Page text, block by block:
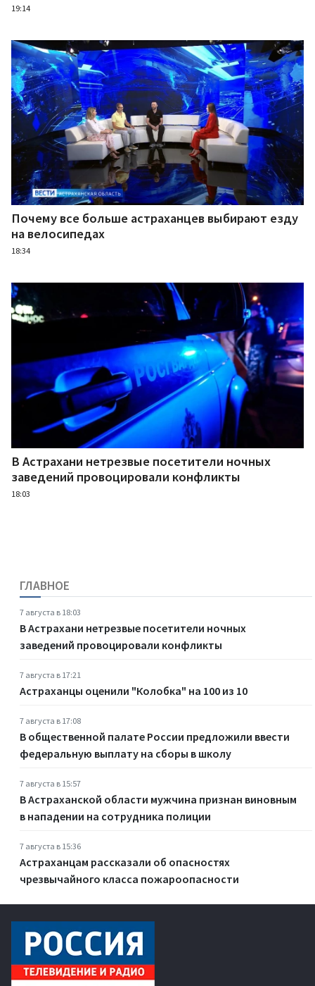
19:14
Почему все больше астраханцев выбирают езду
на велосипедах
18:34
В Астрахани нетрезвые посетители ночных
заведений провоцировали конфликты
18:03
ГЛАВНОЕ
7 августа в 18:03
В Астрахани нетрезвые посетители ночных
заведений провоцировали конфликты
7 августа в 17:21
Астраханцы оценили "Колобка" на 100 из 10
7 августа в 17:08
В общественной палате России предложили ввести
федеральную выплату на сборы в школу
7 августа в 15:57
В Астраханской области мужчина признан виновным
в нападении на сотрудника полиции
7 августа в 15:36
Астраханцам рассказали об опасностях
чрезвычайного класса пожароопасности